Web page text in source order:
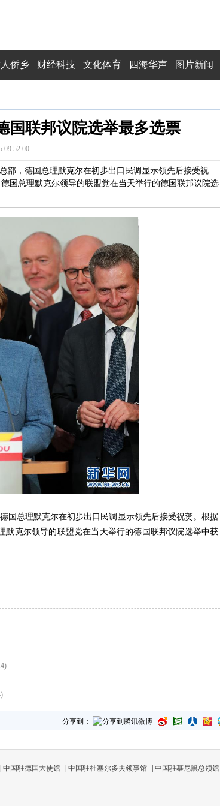
侨乡 财经科技 文化体育 四海华声 图片新闻
国联邦议院选举最多选票
09:52:00
部，德国总理默克尔在初步出口民调显示领先后接受祝
国总理默克尔领导的联盟党在当天举行的德国联邦议院选
国总理默克尔在初步出口民调显示领先后接受祝贺。根据
默克尔领导的联盟党在当天举行的德国联邦议院选举中获
分享到：
中国驻德国大使馆 中国驻杜塞尔多夫领事馆 中国驻慕尼黑总领馆